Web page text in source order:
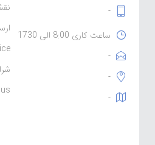
-
ساعت کاری 8:00 الی 1730
-
-
-